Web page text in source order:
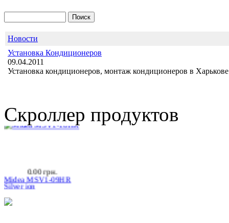
Новости
Установка Кондиционеров
09.04.2011
Установка кондиционеров, монтаж кондиционеров в
Скроллер продуктов
4 195.00 грн.
Midea MSV1-18HR
Silver ion